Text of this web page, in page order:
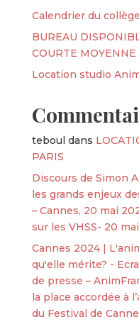
Calendrier du
BUREAU
COURTE
Location studio
teboul dans
PARIS
Discours de Simon
les grands enjeux
– Cannes, 20 mai
sur les VHSS- 20
Cannes 2024 |
qu'elle mérite? -
de presse –
la place accordée à
du Festival de